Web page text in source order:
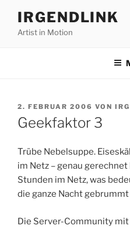
Inhalt
springen
IRGENDLINK
Artist in Motion
VERÖFFENTLICHT
AM
2. FEBRUAR 2006 VON
Geekfaktor 3
Trübe Nebelsuppe.
im Netz – genau
Stunden im Netz, was
die ganze Nacht gebrummt
Die Server-Community mit